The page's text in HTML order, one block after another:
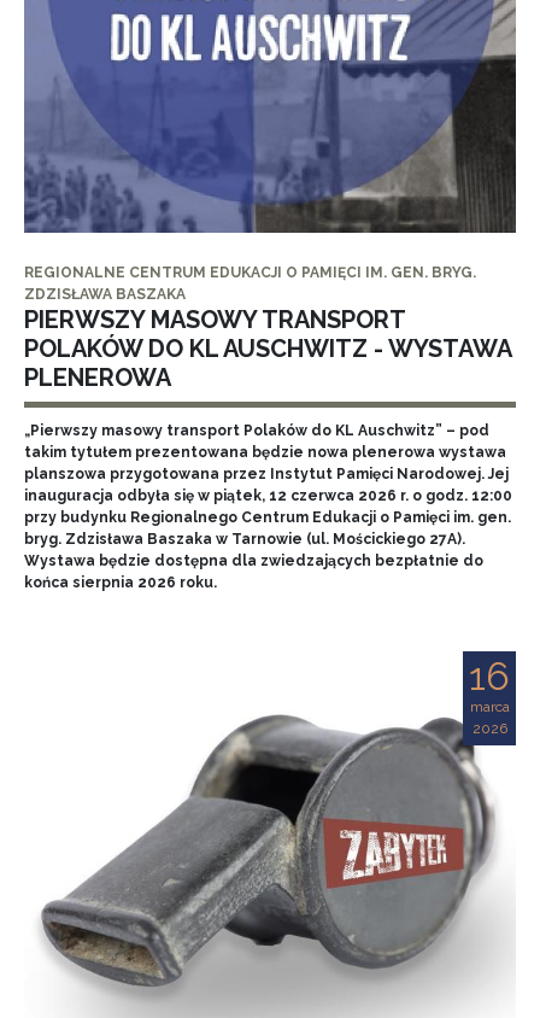
REGIONALNE CENTRUM EDUKACJI O PAMIĘCI IM. GEN. BRYG.
ZDZISŁAWA BASZAKA
PIERWSZY MASOWY TRANSPORT
POLAKÓW DO KL AUSCHWITZ - WYSTAWA
PLENEROWA
„Pierwszy masowy transport Polaków do KL Auschwitz” – pod
takim tytułem prezentowana będzie nowa plenerowa wystawa
planszowa przygotowana przez Instytut Pamięci Narodowej. Jej
inauguracja odbyła się w piątek, 12 czerwca 2026 r. o godz. 12:00
przy budynku Regionalnego Centrum Edukacji o Pamięci im. gen.
bryg. Zdzisława Baszaka w Tarnowie (ul. Mościckiego 27A).
Wystawa będzie dostępna dla zwiedzających bezpłatnie do
końca sierpnia 2026 roku.
16
marca
2026